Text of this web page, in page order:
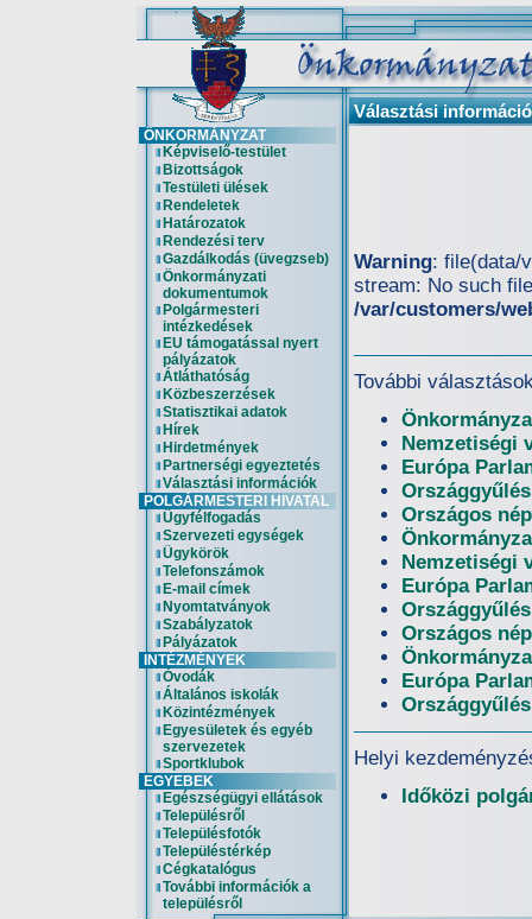
Választási
ÖNKORMÁNYZAT
Képviselő-testület
Bizottságok
Testületi ülések
Rendeletek
Határozatok
Rendezési terv
Gazdálkodás (üvegzseb)
Önkormányzati
dokumentumok
Polgármesteri
intézkedések
EU támogatással nyert
pályázatok
Átláthatóság
Közbeszerzések
Statisztikai adatok
Hírek
Hirdetmények
Partnerségi egyeztetés
Választási információk
POLGÁRMESTERI HIVATAL
Ügyfélfogadás
Szervezeti egységek
Ügykörök
Telefonszámok
E-mail címek
Nyomtatványok
Szabályzatok
Pályázatok
INTÉZMÉNYEK
Óvodák
Általános iskolák
Közintézmények
Egyesületek és egyéb
szervezetek
Sportklubok
EGYEBEK
Egészségügyi ellátások
Településről
Településfotók
Településtérkép
Cégkatalógus
További információk a
településről
Warning: file(data/
stream: No such
/var/customers/
További
Nemzetiségi
Európa
Országos
Nemzetiségi
Európa
Országos
Európa
Helyi
Időközi